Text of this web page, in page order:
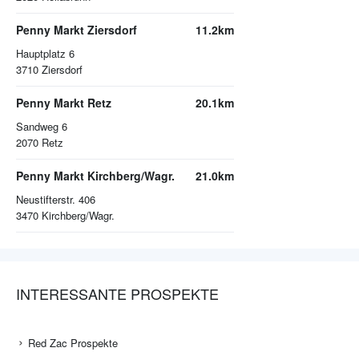
Penny Markt Ziersdorf
Hauptplatz 6
3710 Ziersdorf
11.2km
Penny Markt Retz
Sandweg 6
2070 Retz
20.1km
Penny Markt Kirchberg/Wagr.
Neustifterstr. 406
3470 Kirchberg/Wagr.
21.0km
INTERESSANTE PROSPEKTE
Red Zac Prospekte